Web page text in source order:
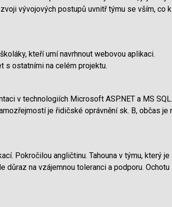
vývojových postupů uvnitř týmu se vším, co
kteří umí navrhnout webovou aplikaci.
s ostatními na celém projektu.
v technologiích Microsoft ASP.NET a MS SQL.
je řidičské oprávnění sk. B, občas je
Pokročilou angličtinu. Tahouna v týmu, který je
důraz na vzájemnou toleranci a podporu.